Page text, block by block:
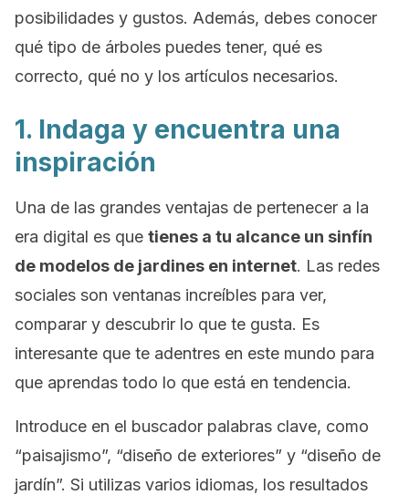
posibilidades y gustos. Además, debes conocer
qué tipo de árboles puedes tener, qué es
correcto, qué no y los artículos necesarios.
1. Indaga y encuentra una
inspiración
Una de las grandes ventajas de pertenecer a la
era digital es que tienes a tu alcance un sinfín
de modelos de jardines en internet. Las redes
sociales son ventanas increíbles para ver,
comparar y descubrir lo que te gusta. Es
interesante que te adentres en este mundo para
que aprendas todo lo que está en tendencia.
Introduce en el buscador palabras clave, como
“paisajismo”, “diseño de exteriores” y “diseño de
jardín”. Si utilizas varios idiomas, los resultados